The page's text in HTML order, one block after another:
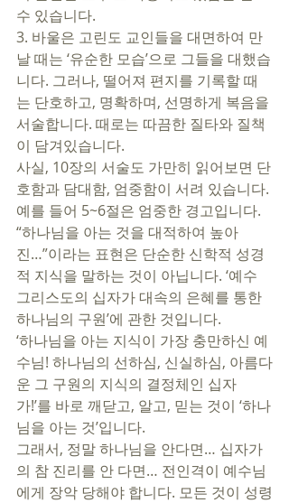
수 있습니다.
3. 바울은 고린도 교인들을 대면하여 만
날 때는 ‘유순한 모습’으로 그들을 대했습
니다. 그러나, 떨어져 편지를 기록할 때
는 단호하고, 명확하며, 선명하게 복음을
서술합니다. 때로는 따끔한 질타와 질책
이 담겨있습니다.
사실, 10장의 서술도 가만히 읽어보면 단
호함과 담대함, 엄중함이 서려 있습니다.
예를 들어 5~6절은 엄중한 경고입니다.
“하나님을 아는 것을 대적하여 높아
진…”이라는 표현은 단순한 신학적 성경
적 지식을 말하는 것이 아닙니다. ‘예수
그리스도의 십자가 대속의 은혜를 통한
하나님의 구원’에 관한 것입니다.
‘하나님을 아는 지식이 가장 충만하신 예
수님! 하나님의 선하심, 신실하심, 아름다
운 그 구원의 지식의 결정체인 십자
가!’를 바로 깨닫고, 알고, 믿는 것이 ‘하나
님을 아는 것’입니다.
그래서, 정말 하나님을 안다면… 십자가
의 참 진리를 안 다면… 전인격이 예수님
에게 장악 당해야 합니다. 모든 것이 성령